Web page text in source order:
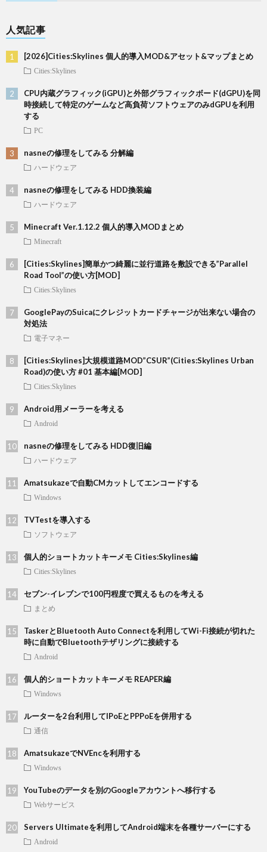
人気記事
[2026]Cities:Skylines 個人的導入MOD&アセット&マップまとめ
Cities:Skylines
CPU内蔵グラフィック(iGPU)と外部グラフィックボード(dGPU)を同
時接続して特定のゲームなど高負荷ソフトウェアのみdGPUを利用
する
PC
nasneの修理をしてみる 分解編
ハードウェア
nasneの修理をしてみる HDD換装編
ハードウェア
Minecraft Ver.1.12.2 個人的導入MODまとめ
Minecraft
[Cities:Skylines]簡単かつ綺麗に並行道路を敷設できる”Parallel
Road Tool”の使い方[MOD]
Cities:Skylines
GooglePayのSuicaにクレジットカードチャージが出来ない場合の
対処法
電子マネー
[Cities:Skylines]大規模道路MOD”CSUR”(Cities:Skylines Urban
Road)の使い方 #01 基本編[MOD]
Cities:Skylines
Android用メーラーを考える
Android
nasneの修理をしてみる HDD復旧編
ハードウェア
Amatsukazeで自動CMカットしてエンコードする
Windows
TVTestを導入する
ソフトウェア
個人的ショートカットキーメモ Cities:Skylines編
Cities:Skylines
セブン-イレブンで100円程度で買えるものを考える
まとめ
TaskerとBluetooth Auto Connectを利用してWi-Fi接続が切れた
時に自動でBluetoothテザリングに接続する
Android
個人的ショートカットキーメモ REAPER編
Windows
ルーターを2台利用してIPoEとPPPoEを併用する
通信
AmatsukazeでNVEncを利用する
Windows
YouTubeのデータを別のGoogleアカウントへ移行する
Webサービス
Servers Ultimateを利用してAndroid端末を各種サーバーにする
Android